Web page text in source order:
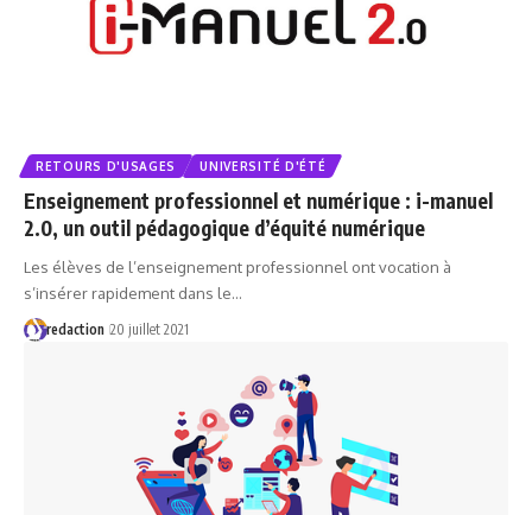
RETOURS D'USAGES UNIVERSITÉ D'ÉTÉ
Enseignement professionnel et numérique : i-manuel
2.0, un outil pédagogique d’équité numérique
Les élèves de l’enseignement professionnel ont vocation à
s’insérer rapidement dans le…
redaction 20 juillet 2021